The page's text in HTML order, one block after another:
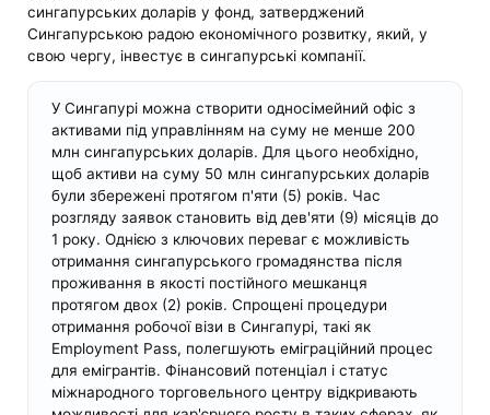
сингапурських доларів у фонд, затверджений
Сингапурською радою економічного розвитку, який, у
свою чергу, інвестує в сингапурські компанії.
У Сингапурі можна створити односімейний офіс з
активами під управлінням на суму не менше 200
млн сингапурських доларів. Для цього необхідно,
щоб активи на суму 50 млн сингапурських доларів
були збережені протягом п'яти (5) років. Час
розгляду заявок становить від дев'яти (9) місяців до
1 року. Однією з ключових переваг є можливість
отримання сингапурського громадянства після
проживання в якості постійного мешканця
протягом двох (2) років. Спрощені процедури
отримання робочої візи в Сингапурі, такі як
Employment Pass, полегшують еміграційний процес
для емігрантів. Фінансовий потенціал і статус
міжнародного торговельного центру відкривають